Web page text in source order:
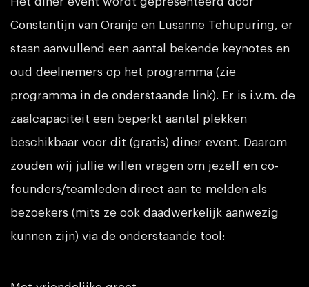
Constantijn van Oranje en Lusanne Tehupuring, er
staan aanvullend een aantal bekende keynotes en
oud deelnemers op het programma (zie
programma in de onderstaande link). Er is i.v.m. de
zaalcapaciteit een beperkt aantal plekken
beschikbaar voor dit (gratis) diner event. Daarom
zouden wij jullie willen vragen om jezelf en co-
founders/teamleden direct aan te melden als
bezoekers (mits ze ook daadwerkelijk aanwezig
kunnen zijn) via de onderstaande tool: